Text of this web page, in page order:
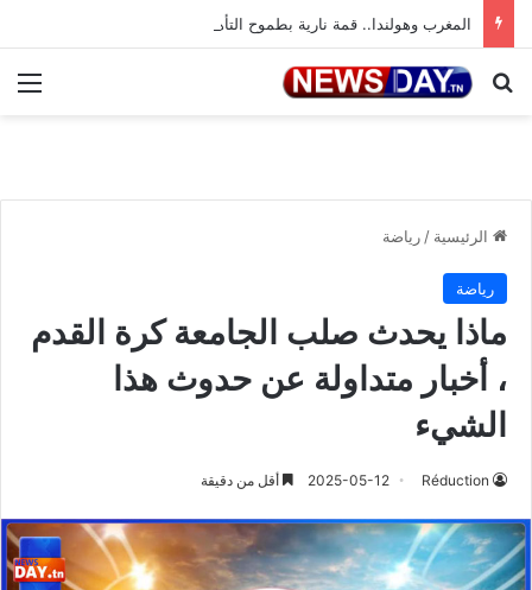
المغرب وهولندا.. قمة نارية بطموح التأهل إلى ثمن النهائي
بحث عن
الرئيسية / رياضة
رياضة
ماذا يحدث صلب الجامعة كرة القدم
، أخبار متداولة عن حدوث هذا
الشيء
Réduction
2025-05-12 أقل من دقيقة